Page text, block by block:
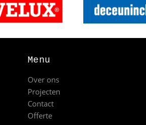
Menu
Over ons
Projecten
Contact
Offerte